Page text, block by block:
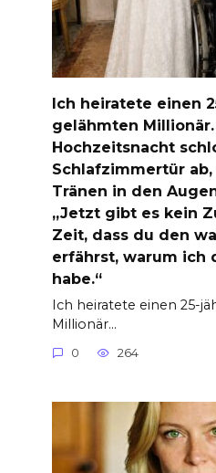
Ich heiratete einen
gelähmten
Hochzeitsnacht
Schlafzimmertür
Tränen in den
„Jetzt gibt es kein
Zeit, dass du den
erfährst, warum ich
habe.“
Ich heiratete einen 25-
Millionär…
0 264